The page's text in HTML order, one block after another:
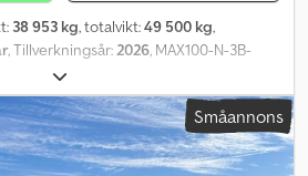
38 953 kg, totalvikt:49 500 kg,
, Tillverkningsår:2026, MAX100-N-3B-
80 km/h Totalvikt: 49 500 kg
31 500 kg Tjänstevikt (+/- 3%): 10
kg Svanhalslängd: 3 850 mm Sadelhöjd
längd: 9 300 mm Utdragbar med: 0 mm
bakåt: 2 300 mm Lastningshöjd
Småannons